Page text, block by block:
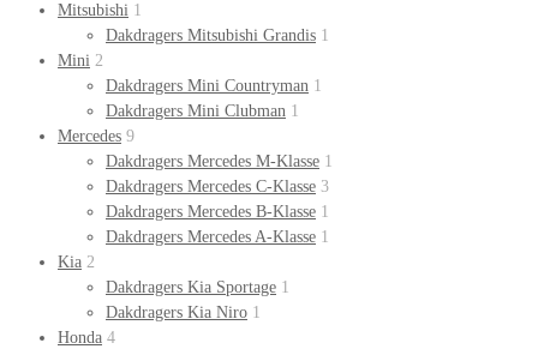
Mitsubishi 1
Dakdragers Mitsubishi Grandis 1
Mini 2
Dakdragers Mini Countryman 1
Dakdragers Mini Clubman 1
Mercedes 9
Dakdragers Mercedes M-Klasse 1
Dakdragers Mercedes C-Klasse 3
Dakdragers Mercedes B-Klasse 1
Dakdragers Mercedes A-Klasse 1
Kia 2
Dakdragers Kia Sportage 1
Dakdragers Kia Niro 1
Honda 4